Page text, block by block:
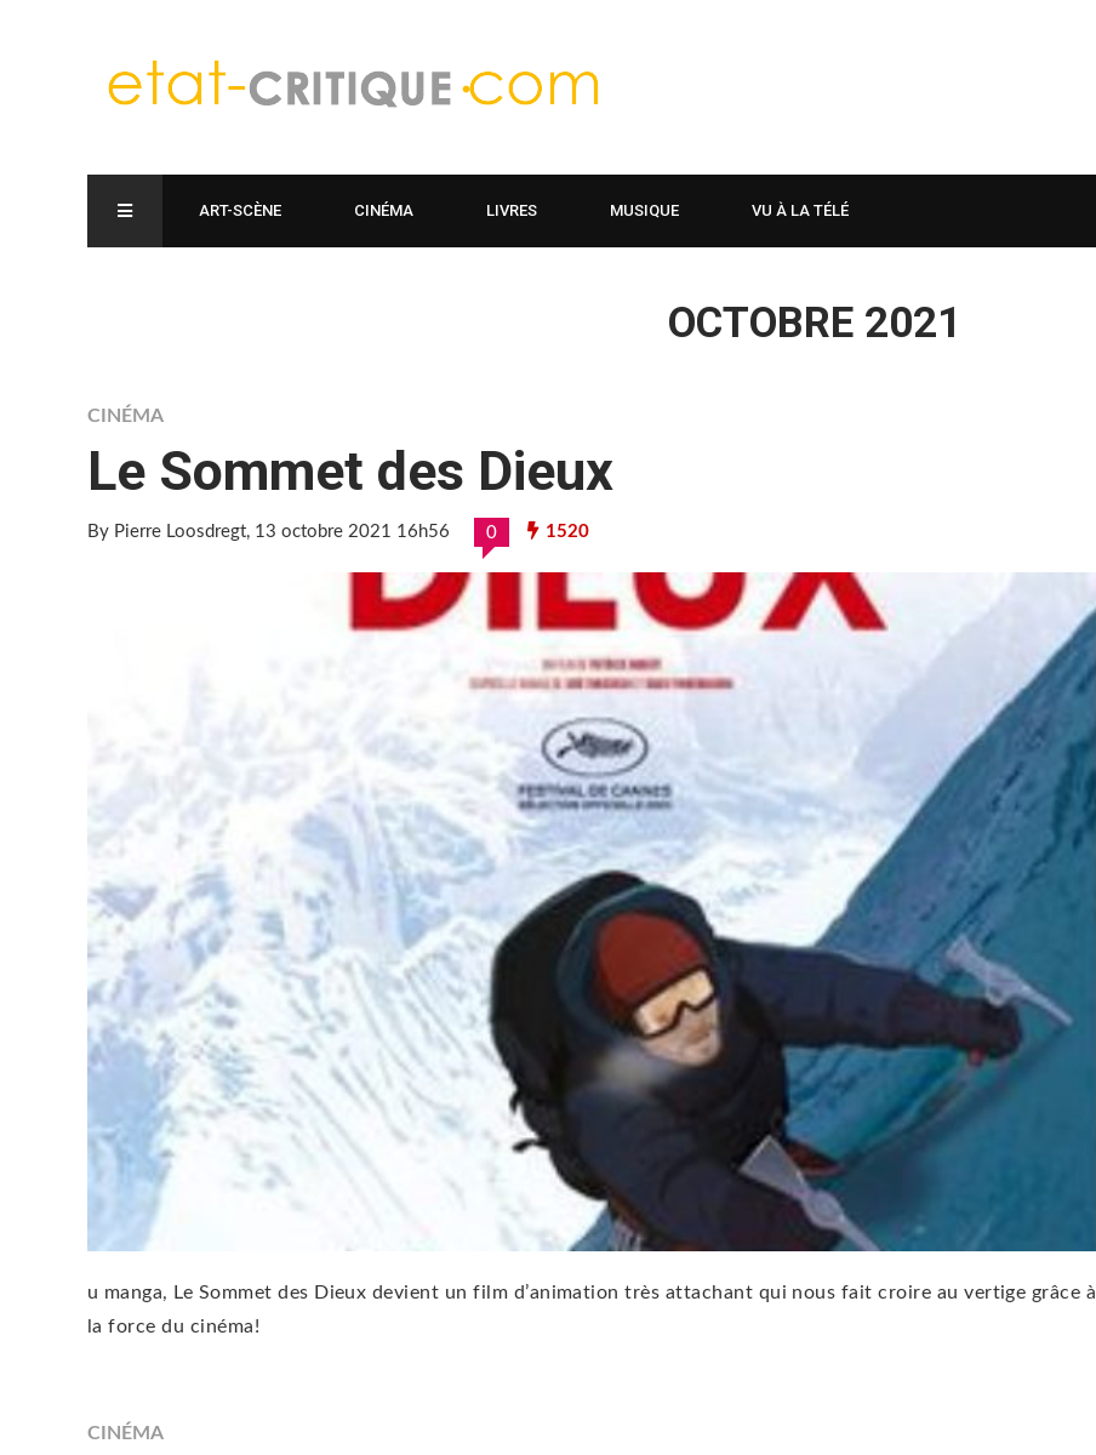
ART-SCÈNE CINÉMA LIVRES MUSIQUE VU À LA TÉLÉ
OCTOBRE 2021
CINÉMA
Le Sommet des Dieux
By Pierre Loosdregt, 13 octobre 2021 16h56 0 1520
u manga, Le Sommet des Dieux devient un film d’animation très attachant qui nous fait croire au vertige grâce à
la force du cinéma!
CINÉMA